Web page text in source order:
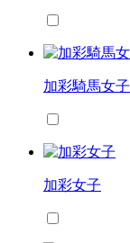
加彩騎馬女子
加彩女子